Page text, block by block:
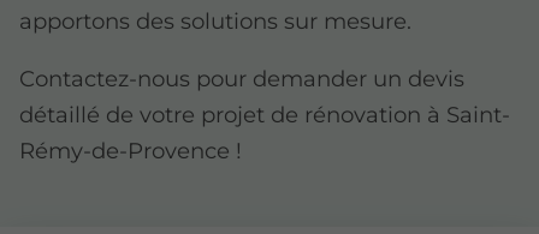
apportons des solutions sur mesure.
Contactez-nous pour demander un devis
détaillé de votre projet de rénovation à Saint-
Rémy-de-Provence !